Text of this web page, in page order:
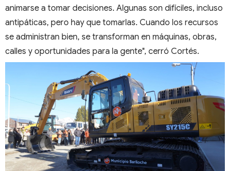
animarse a tomar decisiones. Algunas son difíciles, incluso
antipáticas, pero hay que tomarlas. Cuando los recursos
se administran bien, se transforman en máquinas, obras,
calles y oportunidades para la gente", cerró Cortés.